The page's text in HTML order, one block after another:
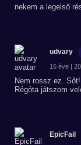
nekem a legelső
udvary
16 éve |
Nem rossz ez. Sőt!
Régóta játszom
EpicFail